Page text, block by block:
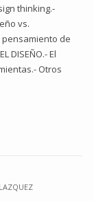
thinking.-
vs.
de
DISEÑO.- El
Otros